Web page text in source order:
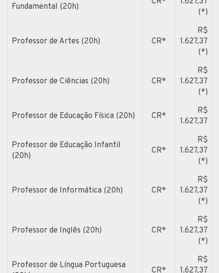
Fundamental (20h)
(*)
Professor de Artes (20h) CR*
R$
1.627,37
(*)
Professor de Ciências (20h) CR*
R$
1.627,37
(*)
Professor de Educação Física (20h) CR*
R$
1.627,37
Professor de Educação Infantil
(20h)
CR*
R$
1.627,37
(*)
Professor de Informática (20h) CR*
R$
1.627,37
(*)
Professor de Inglês (20h) CR*
R$
1.627,37
(*)
Professor de Língua Portuguesa
CR*
R$
1.627,37